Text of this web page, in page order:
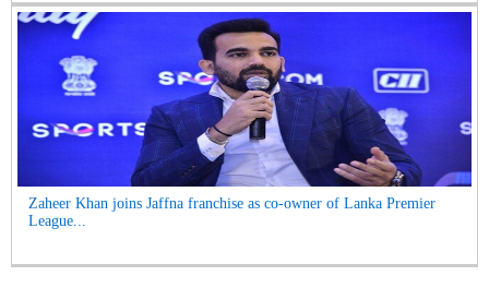
Zaheer Khan joins Jaffna franchise as co-owner of Lanka Premier
League...